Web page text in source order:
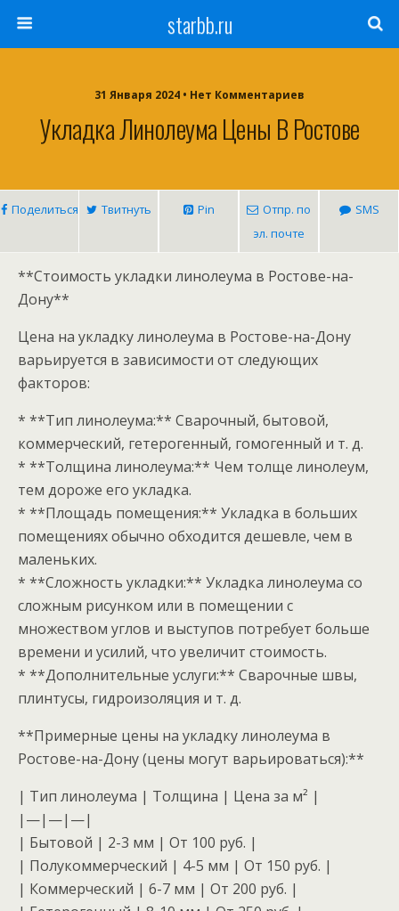
starbb.ru
31 Января 2024 • Нет Комментариев
Укладка Линолеума Цены В Ростове
Поделиться Твитнуть Pin
Отпр. по
эл. почте
SMS
**Стоимость укладки линолеума в Ростове-на-
Дону**
Цена на укладку линолеума в Ростове-на-Дону
варьируется в зависимости от следующих
факторов:
* **Тип линолеума:** Сварочный, бытовой,
коммерческий, гетерогенный, гомогенный и т. д.
* **Толщина линолеума:** Чем толще линолеум,
тем дороже его укладка.
* **Площадь помещения:** Укладка в больших
помещениях обычно обходится дешевле, чем в
маленьких.
* **Сложность укладки:** Укладка линолеума со
сложным рисунком или в помещении с
множеством углов и выступов потребует больше
времени и усилий, что увеличит стоимость.
* **Дополнительные услуги:** Сварочные швы,
плинтусы, гидроизоляция и т. д.
**Примерные цены на укладку линолеума в
Ростове-на-Дону (цены могут варьироваться):**
| Тип линолеума | Толщина | Цена за м² |
|—|—|—|
| Бытовой | 2-3 мм | От 100 руб. |
| Полукоммерческий | 4-5 мм | От 150 руб. |
| Коммерческий | 6-7 мм | От 200 руб. |